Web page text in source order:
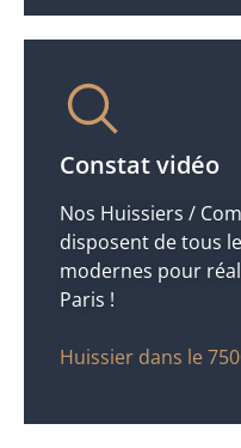
Constat vidéo
Nos Huissiers /
disposent de tous
modernes pour
Paris !
Huissier dans le